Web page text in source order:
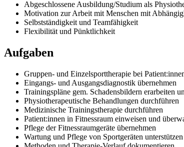
Abgeschlossene Ausbildung/Studium als
Motivation zur Arbeit mit Menschen mit
Selbstständigkeit und Teamfähigkeit
Flexibilität und Pünktlichkeit
Aufgaben
Gruppen- und Einzelsporttherapie bei
Eingangs- und Ausgangsdiagnostik übernehmen
Trainingspläne gem. Schadensbildern erarbeiten
Physiotherapeutische Behandlungen durchführen
Medizinische Trainingstherapie durchführen
Patient:innen in Fitnessraum einweisen und
Pflege der Fitnessraumgeräte übernehmen
Wartung und Pflege von Sportgeräten unterstützen